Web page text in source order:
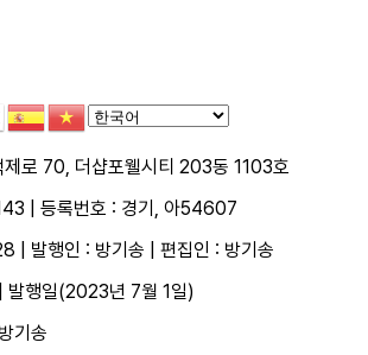
제로 70, 더샵포웰시티 203동 1103호
| 등록번호 : 경기, 아54607
| 발행인 : 방기송 | 편집인 : 방기송
발행일(2023년 7월 1일)
기송